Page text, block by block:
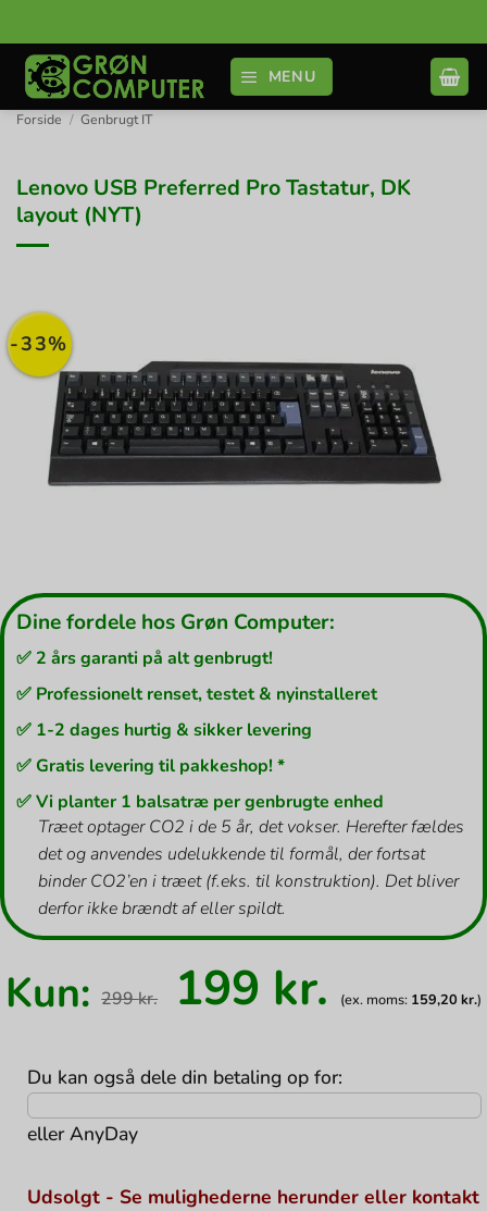
til
indhold
MENU
Forside / Genbrugt IT
Lenovo USB Preferred Pro Tastatur, DK
layout (NYT)
-33%
Dine fordele hos Grøn Computer:
✅ 2 års garanti på alt genbrugt!
✅ Professionelt renset, testet & nyinstalleret
✅ 1-2 dages hurtig & sikker levering
✅ Gratis levering til pakkeshop! *
✅ Vi planter 1 balsatræ per genbrugte enhed
Træet optager CO2 i de 5 år, det vokser. Herefter fældes
det og anvendes udelukkende til formål, der fortsat
binder CO2’en i træet (f.eks. til konstruktion). Det bliver
derfor ikke brændt af eller spildt.
Kun: 299kr. Den
oprindelige
pris
299 kr..
199 kr. Den
pris
199 kr..
(ex. moms: 159,20 kr.)
Du kan også dele din betaling op for:
ellerAnyDay
Udsolgt - Se mulighederne herunder eller kontakt